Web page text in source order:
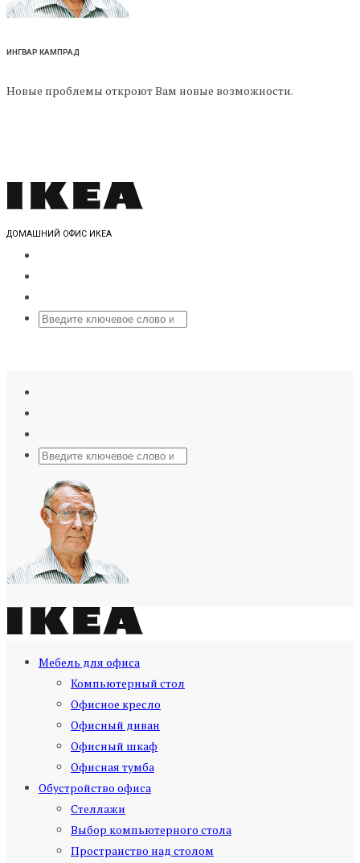
ИНГВАР КАМПРАД
Новые проблемы откроют Вам новые возможности.
ДОМАШНИЙ ОФИС ИКЕА
Мебель для офиса
Компьютерный стол
Офисное кресло
Офисный диван
Офисный шкаф
Офисная тумба
Обустройство офиса
Стеллажи
Выбор компьютерного стола
Пространство над столом